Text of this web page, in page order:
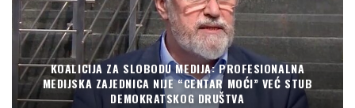
KOALICIJA ZA SLOBODU MEDIJA: PROFESIONALNA
MEDIJSKA ZAJEDNICA NIJE “CENTAR MOĆI” VEĆ STUB
DEMOKRATSKOG DRUŠTVA